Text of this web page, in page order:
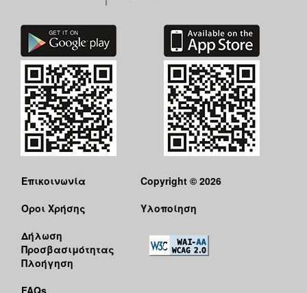
Επικοινωνία
Όροι Χρήσης
Δήλωση
Προσβασιμότητας
Πλοήγηση
Copyright © 2026
Υλοποίηση